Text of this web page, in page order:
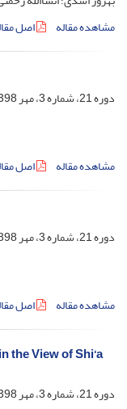
مشاهده مقاله
اصل
دوره 21، شماره 3، مهر 1398، صفحه
مشاهده مقاله
اصل
دوره 21، شماره 3، مهر 1398، صفحه
مشاهده مقاله
اصل
the View of Shi‘a
دوره 21، شماره 3، مهر 1398، صفحه